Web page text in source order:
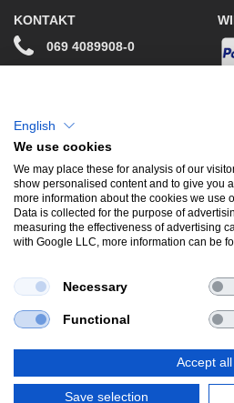
KONTAKT
069 4089908-0
Facebook
Instagram
UNSERE BELIEBTESTEN
Gewindefahrwerke
Endschalldämpfer Bremsscheiben
*Alle Preise verstehen sich inkl. MwSt. zzgl.
English
We use cookies
We may place these for analysis of our
show personalised content and to give you
more information about the cookies we use
Data is collected for the purpose of
measuring the effectiveness of advertising
with Google LLC, more information can be
Necessary
Functional
Accept all
Save selection